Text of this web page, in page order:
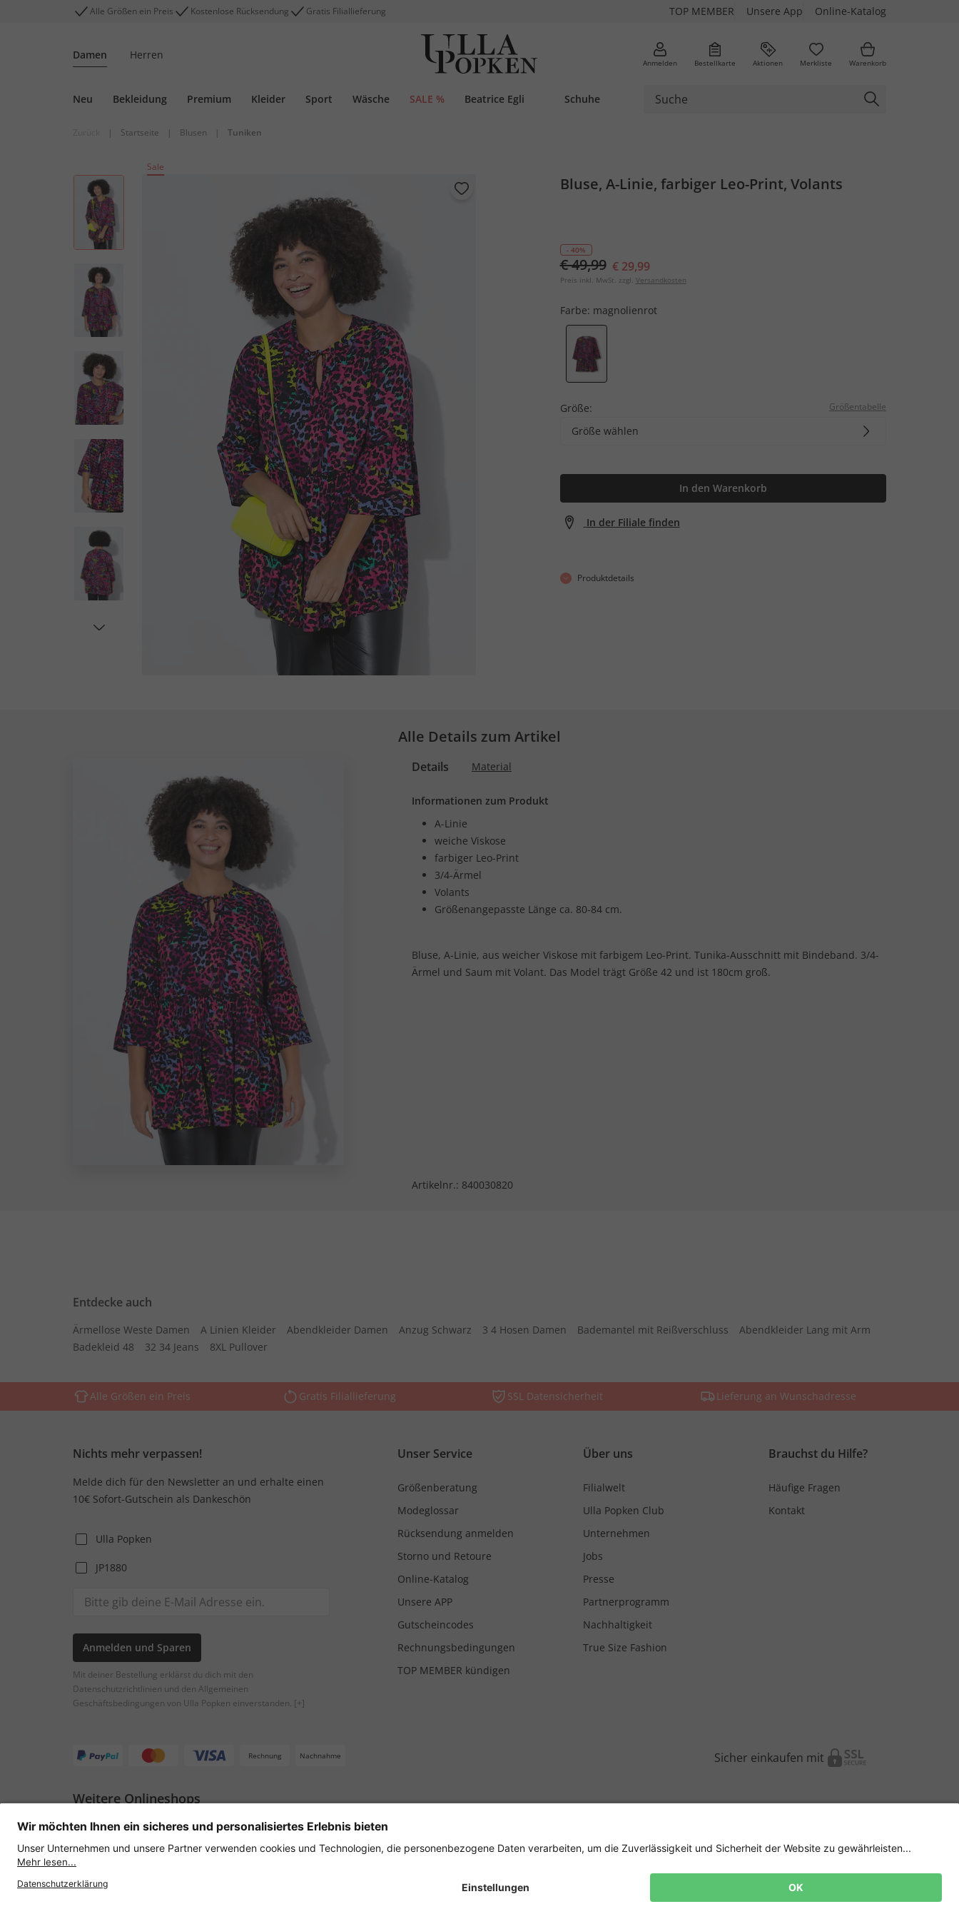
Alle Größen ein Preis Kostenlose Rücksendung Gratis Filiallieferung TOP MEMBER Unsere App Online-Katalog
Damen Herren
Anmelden Bestellkarte Aktionen Merkliste Warenkorb
Neu Bekleidung Premium Kleider Sport Wäsche SALE % Beatrice Egli Schuhe
| Startseite | Blusen | Tuniken
Sale
Bluse, A-Linie, farbiger Leo-Print, Volants
- 40%
€ 49,99 € 29,99
Preis inkl. MwSt. zzgl. Versandkosten
Farbe: magnolienrot
Größe: Größentabelle
Größe wählen
In den Warenkorb
In der Filiale finden
Produktdetails
Alle Details zum Artikel
Details Material
Informationen zum Produkt
A-Linie
weiche Viskose
farbiger Leo-Print
3/4-Ärmel
Volants
Größenangepasste Länge ca. 80-84 cm.
Bluse, A-Linie, aus weicher Viskose mit farbigem Leo-Print. Tunika-Ausschnitt mit Bindeband. 3/4-
Ärmel und Saum mit Volant. Das Model trägt Größe 42 und ist 180cm groß.
Artikelnr.: 840030820
Entdecke auch
Ärmellose Weste Damen A Linien Kleider Abendkleider Damen Anzug Schwarz 3 4 Hosen Damen Bademantel mit Reißverschluss
Abendkleider Lang mit Arm
Badekleid 48
32 34 Jeans 8XL Pullover
Alle Größen ein Preis Gratis Filiallieferung SSL Datensicherheit Lieferung an Wunschadresse
Nichts mehr verpassen!
Melde dich für den Newsletter an und erhalte einen
10€ Sofort-Gutschein als Dankeschön
Ulla Popken
JP1880
Anmelden und Sparen
Mit deiner Bestellung erklärst du dich mit den
Datenschutzrichtlinien und den Allgemeinen
Geschäftsbedingungen von Ulla Popken einverstanden. [+]
Unser Service
Größenberatung
Modeglossar
Rücksendung anmelden
Storno und Retoure
Online-Katalog
Unsere APP
Gutscheincodes
Rechnungsbedingungen
TOP MEMBER kündigen
Über uns
Filialwelt
Ulla Popken Club
Unternehmen
Jobs
Presse
Partnerprogramm
Nachhaltigkeit
True Size Fashion
Brauchst du Hilfe?
Häufige Fragen
Kontakt
Rechnung Nachnahme Sicher einkaufen mit
Weitere Onlineshops
Österreich